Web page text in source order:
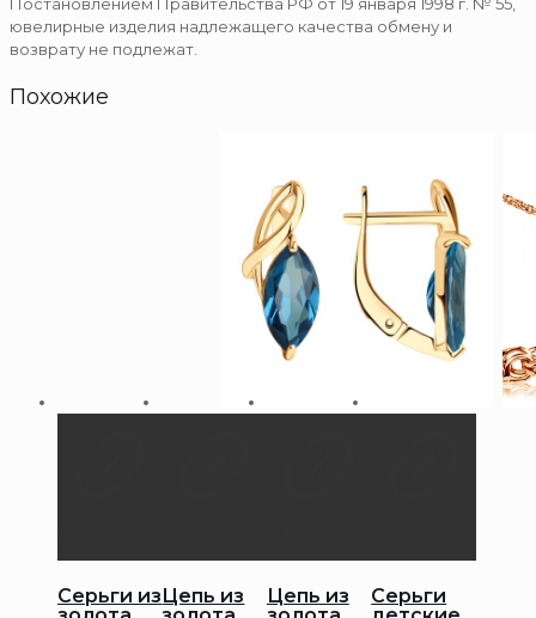
ювелирные изделия надлежащего качества обмену и
возврату не подлежат.
Похожие
Серьги изЦепь из
Цепь из
Серьги